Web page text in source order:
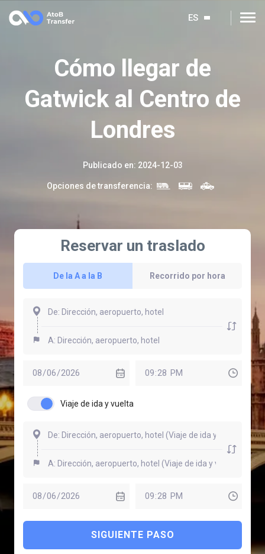
ES
Cómo llegar de
Gatwick al Centro de
Londres
Publicado en: 2024-12-03
Opciones de transferencia:
Reservar un traslado
De la A a la B Recorrido por hora
Viaje de ida y vuelta
SIGUIENTE PASO